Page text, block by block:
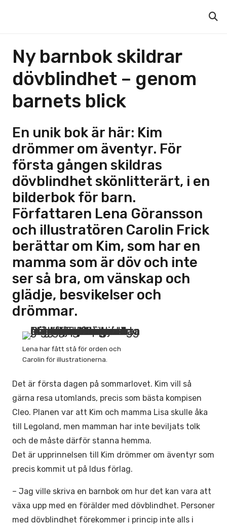
Ny barnbok skildrar
dövblindhet – genom
barnets blick
En unik bok är här: Kim
drömmer om äventyr. För
första gången skildras
dövblindhet skönlitterärt, i en
bilderbok för barn.
Författaren Lena Göransson
och illustratören Carolin Frick
berättar om Kim, som har en
mamma som är döv och inte
ser så bra, om vänskap och
glädje, besvikelser och
drömmar.
Lena har fått stå för orden och
Carolin för illustrationerna.
Det är första dagen på sommarlovet. Kim vill så
gärna resa utomlands, precis som bästa kompisen
Cleo. Planen var att Kim och mamma Lisa skulle åka
till Legoland, men mamman har inte beviljats tolk
och de måste därför stanna hemma.
Det är upprinnelsen till Kim drömmer om äventyr som
precis kommit ut på Idus förlag.
– Jag ville skriva en barnbok om hur det kan vara att
växa upp med en förälder med dövblindhet. Personer
med dövblindhet förekommer i princip inte alls i